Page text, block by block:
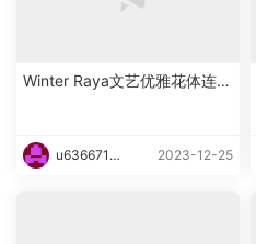
Winter Raya文艺优雅花体连笔
u6366719
2023-12-25